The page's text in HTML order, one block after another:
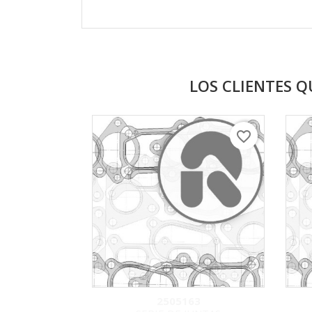
LOS CLIENTES
favorite_border